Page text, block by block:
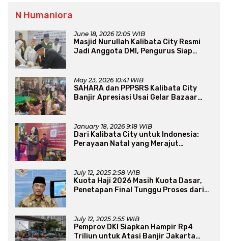
N Humaniora
June 18, 2026 12:05 WIB
Masjid Nurullah Kalibata City Resmi
Jadi Anggota DMI, Pengurus Siap
May 23, 2026 10:41 WIB
SAHARA dan PPPSRS Kalibata City
Banjir Apresiasi Usai Gelar Bazaar
January 18, 2026 9:18 WIB
Dari Kalibata City untuk Indonesia:
Perayaan Natal yang Merajut
July 12, 2025 2:58 WIB
Kuota Haji 2026 Masih Kuota Dasar,
Penetapan Final Tunggu Proses dari
July 12, 2025 2:55 WIB
Pemprov DKI Siapkan Hampir Rp4
Triliun untuk Atasi Banjir Jakarta